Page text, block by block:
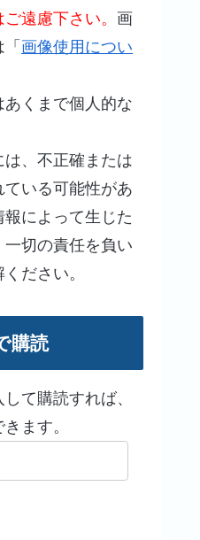
遠慮下さい。 画
画像使用につい
あくまで個人的な
は、不正確または
いる可能性があ
報によって生じた
切の責任を負い
ださい。
購読
て購読すれば、
ます。